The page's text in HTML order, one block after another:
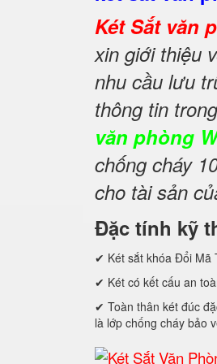
Két Sắt văn
xin giới thiệu
nhu cầu lưu
thông tin
văn phòng
chống cháy
cho tài sản
Đặc tính kỹ
✔ Két sắt khóa Đổi Mã
✔ Két có kết cấu an
✔ Toàn thân két đúc
là lớp chống cháy bảo